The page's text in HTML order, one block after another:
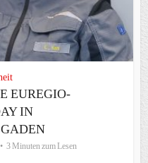
EUREGIO-
IN
3 Minuten zum Lesen